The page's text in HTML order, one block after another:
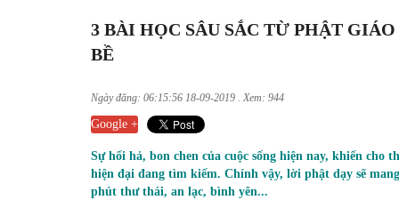
3 BÀI HỌC SÂU SẮC TỪ PHẬT
BỀ
Ngày đăng: 06:15:56 18-09-2019 . Xem: 944
Google +
Sự hối hả, bon chen của cuộc sống hiện nay, khiến
hiện đại đang tìm kiếm. Chính vậy, lời phật dạy sẽ
phút thư thái, an lạc, bình yên...